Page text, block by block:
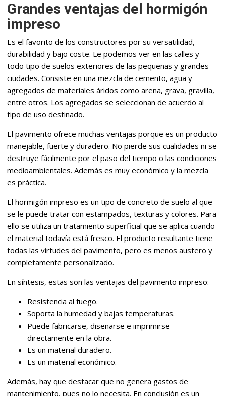
Grandes ventajas del hormigón
impreso
Es el favorito de los constructores por su versatilidad,
durabilidad y bajo coste. Le podemos ver en las calles y
todo tipo de suelos exteriores de las pequeñas y grandes
ciudades. Consiste en una mezcla de cemento, agua y
agregados de materiales áridos como arena, grava, gravilla,
entre otros. Los agregados se seleccionan de acuerdo al
tipo de uso destinado.
El pavimento ofrece muchas ventajas porque es un producto
manejable, fuerte y duradero. No pierde sus cualidades ni se
destruye fácilmente por el paso del tiempo o las condiciones
medioambientales. Además es muy económico y la mezcla
es práctica.
El hormigón impreso es un tipo de concreto de suelo al que
se le puede tratar con estampados, texturas y colores. Para
ello se utiliza un tratamiento superficial que se aplica cuando
el material todavía está fresco. El producto resultante tiene
todas las virtudes del pavimento, pero es menos austero y
completamente personalizado.
En síntesis, estas son las ventajas del pavimento impreso:
Resistencia al fuego.
Soporta la humedad y bajas temperaturas.
Puede fabricarse, diseñarse e imprimirse
directamente en la obra.
Es un material duradero.
Es un material económico.
Además, hay que destacar que no genera gastos de
mantenimiento, pues no lo necesita. En conclusión es un